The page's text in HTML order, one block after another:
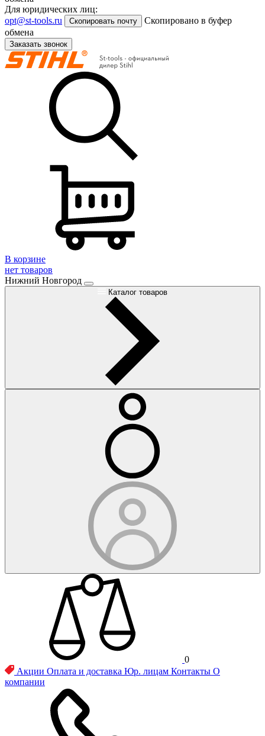
Для юридических лиц:
opt@st-tools.ru
Скопировать почту
Скопировано в буфер
обмена
Заказать звонок
В корзине
нет товаров
Нижний Новгород
Каталог товаров
0
Акции Оплата и доставка Юр. лицам Контакты О
компании